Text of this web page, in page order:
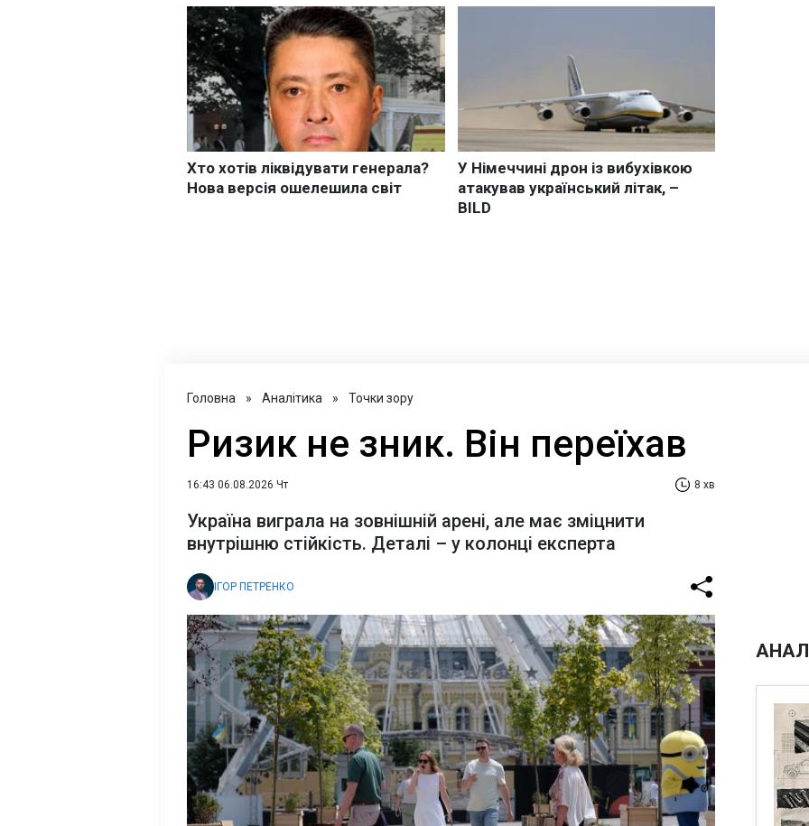
Головна » Аналітика » Точки зору
Ризик не зник. Він переїхав
16:43 06.08.2026 Чт 8 хв
Україна виграла на зовнішній арені, але має зміцнити
внутрішню стійкість. Деталі – у колонці експерта
ІГОР ПЕТРЕНКО